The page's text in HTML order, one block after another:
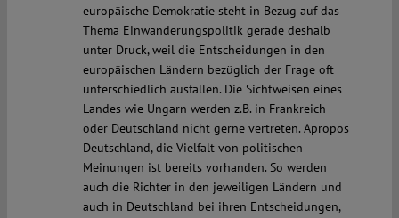
europäische Demokratie steht in Bezug auf das
Thema Einwanderungspolitik gerade deshalb
unter Druck, weil die Entscheidungen in den
europäischen Ländern bezüglich der Frage oft
unterschiedlich ausfallen. Die Sichtweisen eines
Landes wie Ungarn werden z.B. in Frankreich
oder Deutschland nicht gerne vertreten. Apropos
Deutschland, die Vielfalt von politischen
Meinungen ist bereits vorhanden. So werden
auch die Richter in den jeweiligen Ländern und
auch in Deutschland bei ihren Entscheidungen,